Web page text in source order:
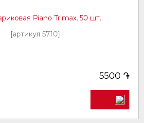
Piano Trimax, 50 шт.
[артикул 5710]
5500 ֏